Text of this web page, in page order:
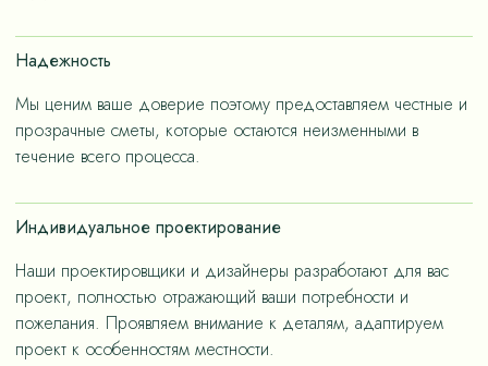
счет дизайнерских решений, ориентированных на
«медленную моду».
Надежность
Мы ценим ваше доверие поэтому предоставляем честные и
прозрачные сметы, которые остаются неизменными в
течение всего процесса.
Индивидуальное проектирование
Наши проектировщики и дизайнеры разработают для вас
проект, полностью отражающий ваши потребности и
пожелания. Проявляем внимание к деталям, адаптируем
проект к особенностям местности.